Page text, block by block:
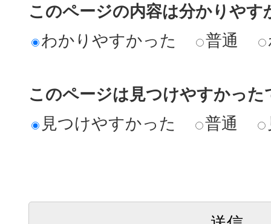
このページの内容は分かりやす
わかりやすかった
普通
このページは見つけやすかった
見つけやすかった
普通